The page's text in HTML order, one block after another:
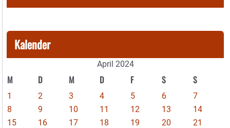
Kalender
April 2024
M D M D F S S
1 2 3 4 5 6
7
8
9 10 11 12 13
14
15
16 17 18 19 20
21